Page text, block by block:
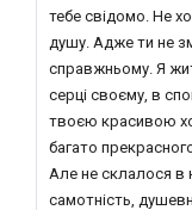
тебе свідомо. Не
душу. Адже ти не
справжньому. Я
серці своєму, в
твоєю красивою
багато
Але не склалося
самотність,